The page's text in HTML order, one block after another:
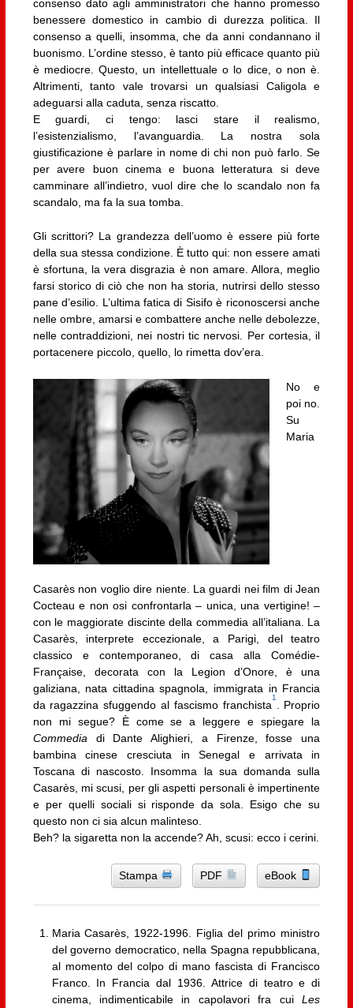
consenso dato agli amministratori che hanno promesso
benessere domestico in cambio di durezza politica. Il
consenso a quelli, insomma, che da anni condannano il
buonismo. L’ordine stesso, è tanto più efficace quanto più
è mediocre. Questo, un intellettuale o lo dice, o non è.
Altrimenti, tanto vale trovarsi un qualsiasi Caligola e
adeguarsi alla caduta, senza riscatto.
E guardi, ci tengo: lasci stare il realismo,
l’esistenzialismo, l’avanguardia. La nostra sola
giustificazione è parlare in nome di chi non può farlo. Se
per avere buon cinema e buona letteratura si deve
camminare all’indietro, vuol dire che lo scandalo non fa
scandalo, ma fa la sua tomba.
Gli scrittori? La grandezza dell’uomo è essere più forte
della sua stessa condizione. È tutto qui: non essere amati
è sfortuna, la vera disgrazia è non amare. Allora, meglio
farsi storico di ciò che non ha storia, nutrirsi dello stesso
pane d’esilio. L’ultima fatica di Sisifo è riconoscersi anche
nelle ombre, amarsi e combattere anche nelle debolezze,
nelle contraddizioni, nei nostri tic nervosi. Per cortesia, il
portacenere piccolo, quello, lo rimetta dov’era.
No e
poi no.
Su
Maria
Casarès non voglio dire niente. La guardi nei film di Jean
Cocteau e non osi confrontarla – unica, una vertigine! –
con le maggiorate discinte della commedia all’italiana. La
Casarès, interprete eccezionale, a Parigi, del teatro
classico e contemporaneo, di casa alla Comédie-
Française, decorata con la Legion d’Onore, è una
galiziana, nata cittadina spagnola, immigrata in Francia
da ragazzina sfuggendo al fascismo franchista
1
. Proprio
non mi segue? È come se a leggere e spiegare la
Commedia di Dante Alighieri, a Firenze, fosse una
bambina cinese cresciuta in Senegal e arrivata in
Toscana di nascosto. Insomma la sua domanda sulla
Casarès, mi scusi, per gli aspetti personali è impertinente
e per quelli sociali si risponde da sola. Esigo che su
questo non ci sia alcun malinteso.
Beh? la sigaretta non la accende? Ah, scusi: ecco i cerini.
Stampa PDF eBook
Maria Casarès, 1922-1996. Figlia del primo ministro
del governo democratico, nella Spagna repubblicana,
al momento del colpo di mano fascista di Francisco
Franco. In Francia dal 1936. Attrice di teatro e di
cinema, indimenticabile in capolavori fra cuiLes